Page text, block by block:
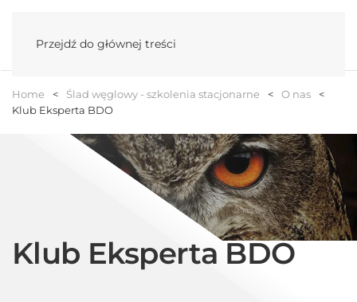
Przejdź do głównej treści
Home Ślad węglowy - szkolenia stacjonarne
O nas
Klub Eksperta BDO
Klub Eksperta BDO